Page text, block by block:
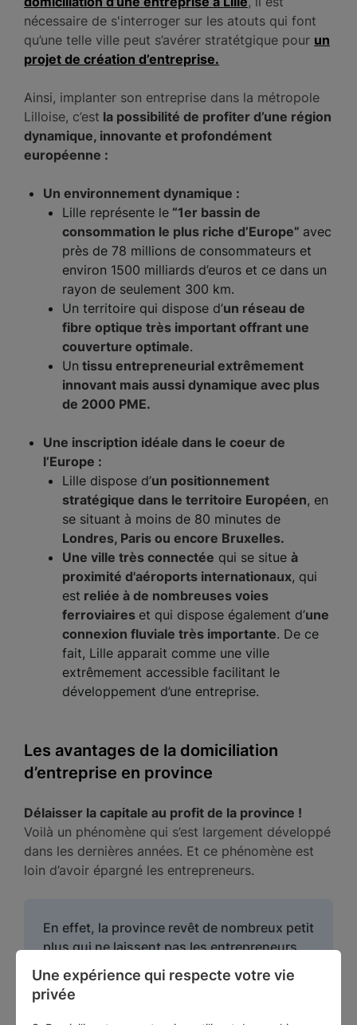
nécessaire de s'interroger sur les atouts qui font
qu’une telle ville peut s’avérer stratétgique pour un
projet de création d’entreprise.
Ainsi, implanter son entreprise dans la métropole
Lilloise, c’est la possibilité de profiter d’une région
dynamique, innovante et profondément
européenne :
Un environnement dynamique :
Lille représente le “1er bassin de
consommation le plus riche d’Europe” avec
près de 78 millions de consommateurs et
environ 1500 milliards d’euros et ce dans un
rayon de seulement 300 km.
Un territoire qui dispose d’un réseau de
fibre optique très important offrant une
couverture optimale.
Un tissu entrepreneurial extrêmement
innovant mais aussi dynamique avec plus
de 2000 PME.
Une inscription idéale dans le coeur de
l’Europe :
Lille dispose d’un positionnement
stratégique dans le territoire Européen, en
se situant à moins de 80 minutes de
Londres, Paris ou encore Bruxelles.
Une ville très connectée qui se situe à
proximité d'aéroports internationaux, qui
est reliée à de nombreuses voies
ferroviaires et qui dispose également d’une
connexion fluviale très importante. De ce
fait, Lille apparait comme une ville
extrêmement accessible facilitant le
développement d’une entreprise.
Les avantages de la domiciliation
d’entreprise en province
Délaisser la capitale au profit de la province !
Voilà un phénomène qui s’est largement développé
dans les dernières années. Et ce phénomène est
loin d’avoir épargné les entrepreneurs.
En effet, la province revêt de nombreux petit
plus qui ne laissent pas les entrepreneurs
indifférents et entraînent de ce fait nombre
de créations ou de délocalisations en
province
Une expérience qui respecte votre vie
privée